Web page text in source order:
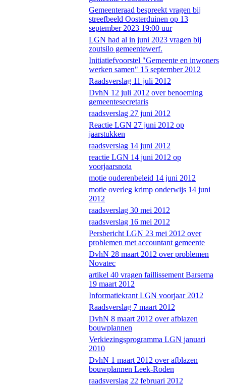
Gemeenteraad bespreekt vragen bij
streefbeeld Oosterduinen op 13
september 2023 19:00 uur
LGN had al in juni 2023 vragen bij
zoutsilo gemeentewerf.
Initiatiefvoorstel "Gemeente en inwoners
werken samen" 15 september 2012
Raadsverslag 11 juli 2012
DvhN 12 juli 2012 over benoeming
gemeentesecretaris
raadsverslag 27 juni 2012
Reactie LGN 27 juni 2012 op
jaarstukken
raadsverslag 14 juni 2012
reactie LGN 14 juni 2012 op
voorjaarsnota
motie ouderenbeleid 14 juni 2012
motie overleg krimp onderwijs 14 juni
2012
raadsverslag 30 mei 2012
raadsverslag 16 mei 2012
Persbericht LGN 23 mei 2012 over
problemen met accountant gemeente
DvhN 28 maart 2012 over problemen
Novatec
artikel 40 vragen faillissement Barsema
19 maart 2012
Informatiekrant LGN voorjaar 2012
Raadsverslag 7 maart 2012
DvhN 8 maart 2012 over afblazen
bouwplannen
Verkiezingsprogramma LGN januari
2010
DvhN 1 maart 2012 over afblazen
bouwplannen Leek-Roden
raadsverslag 22 februari 2012